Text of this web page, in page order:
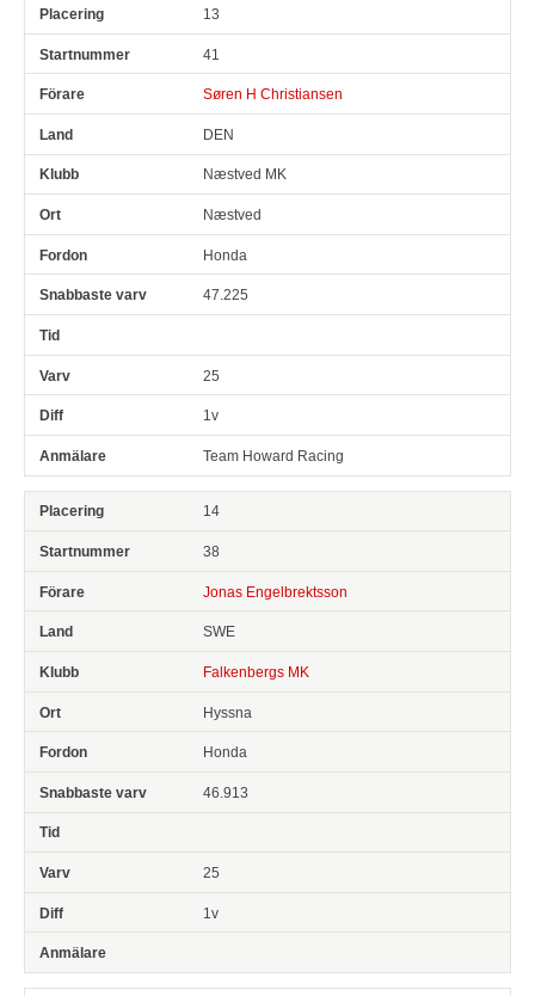
13
41
Søren H Christiansen
DEN
Næstved MK
Næstved
Honda
47.225
25
1v
Team Howard Racing
14
38
Jonas Engelbrektsson
SWE
Falkenbergs MK
Hyssna
Honda
46.913
25
1v